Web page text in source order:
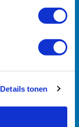
Details tonen
Hulpmiddelen